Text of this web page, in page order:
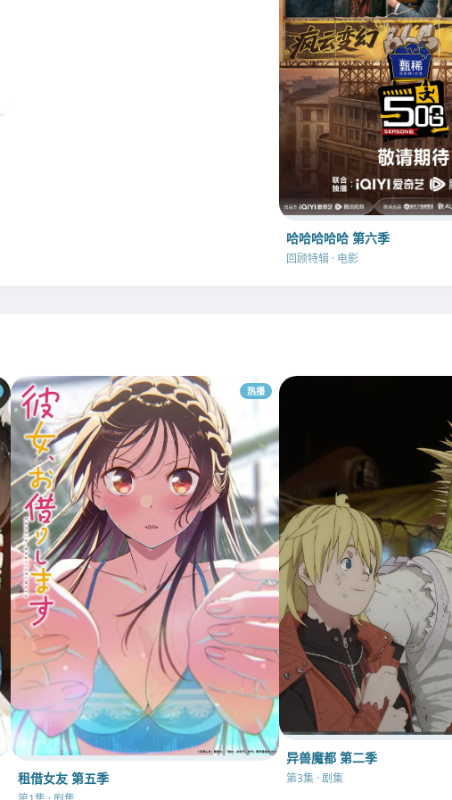
哈哈哈哈哈 第六季
回顾特辑 · 电影
热播
租借女友 第五季
异兽魔都 第二季
第3集 · 剧集